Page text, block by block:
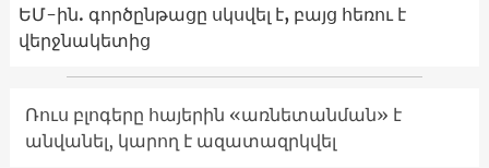
ԵՄ-ին. գործընթացը սկսվել է, բայց հեռու է
վերջնակետից
Ռուս բլոգերը հայերին «առնետանման» է
անվանել, կարող է ազատազրկվել